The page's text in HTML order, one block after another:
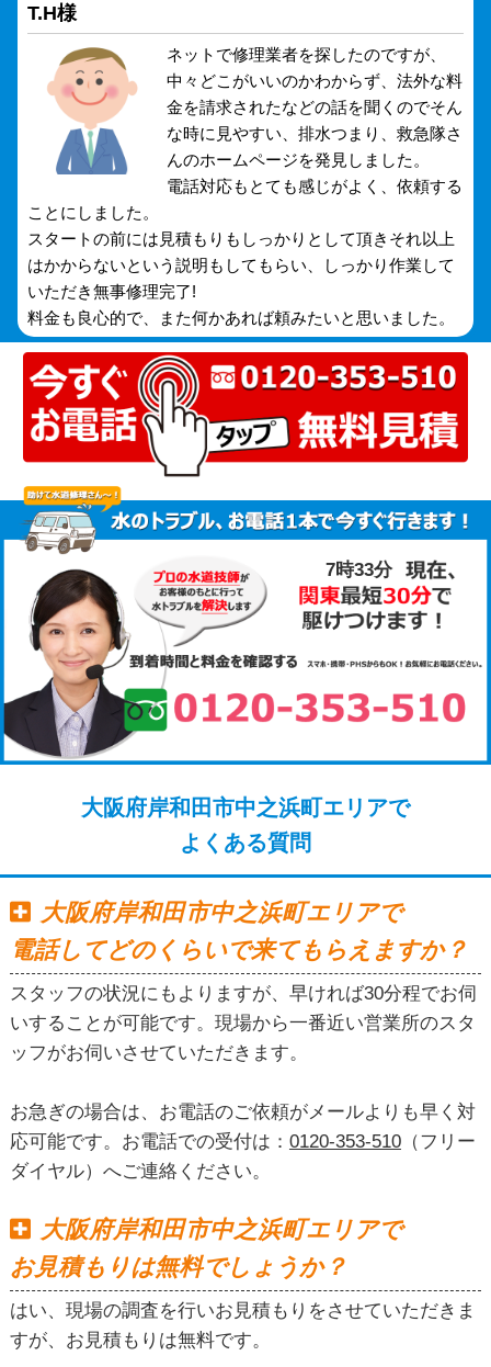
T.H様
ネットで修理業者を探したのですが、
中々どこがいいのかわからず、法外な料
金を請求されたなどの話を聞くのでそん
な時に見やすい、排水つまり、救急隊さ
んのホームページを発見しました。
電話対応もとても感じがよく、依頼する
ことにしました。
スタートの前には見積もりもしっかりとして頂きそれ以上
はかからないという説明もしてもらい、しっかり作業して
いただき無事修理完了!
料金も良心的で、また何かあれば頼みたいと思いました。
7時33分
大阪府岸和田市中之浜町エリアで
よくある質問
大阪府岸和田市中之浜町エリアで
電話してどのくらいで来てもらえますか？
スタッフの状況にもよりますが、早ければ30分程でお伺
いすることが可能です。現場から一番近い営業所のスタ
ッフがお伺いさせていただきます。
お急ぎの場合は、お電話のご依頼がメールよりも早く対
応可能です。お電話での受付は： 0120-353-510（フリー
ダイヤル）へご連絡ください。
大阪府岸和田市中之浜町エリアで
お見積もりは無料でしょうか？
はい、現場の調査を行いお見積もりをさせていただきま
すが、お見積もりは無料です。